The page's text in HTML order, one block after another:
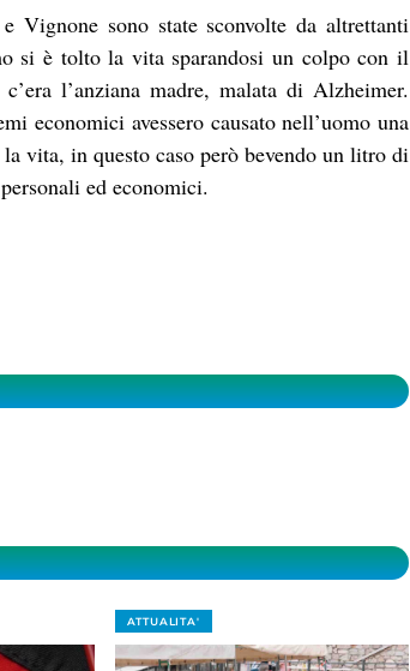
Vignone sono state sconvolte da altrettanti
si è tolto la vita sparandosi un colpo con il
l’anziana madre, malata di Alzheimer.
economici avessero causato nell’uomo una
vita, in questo caso però bevendo un litro di
ed economici.
ATTUALITA'